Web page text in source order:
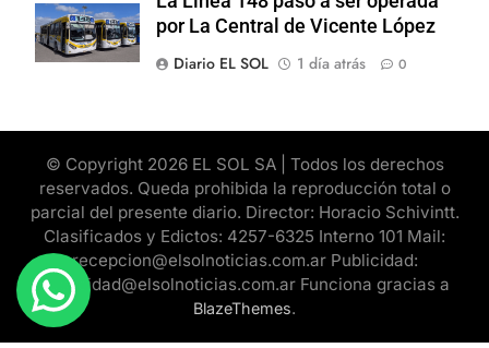
por La Central de Vicente López
Diario EL SOL
1 día atrás 0
© Copyright 2026 EL SOL SA | Todos los derechos
reservados. Queda prohibida la reproducción total o
parcial del presente diario. Director: Horacio Schivintt.
Clasificados y Edictos: 4257-6325 Interno 101 Mail:
recepcion@elsolnoticias.com.ar Publicidad:
publicidad@elsolnoticias.com.ar Funciona gracias a
BlazeThemes.